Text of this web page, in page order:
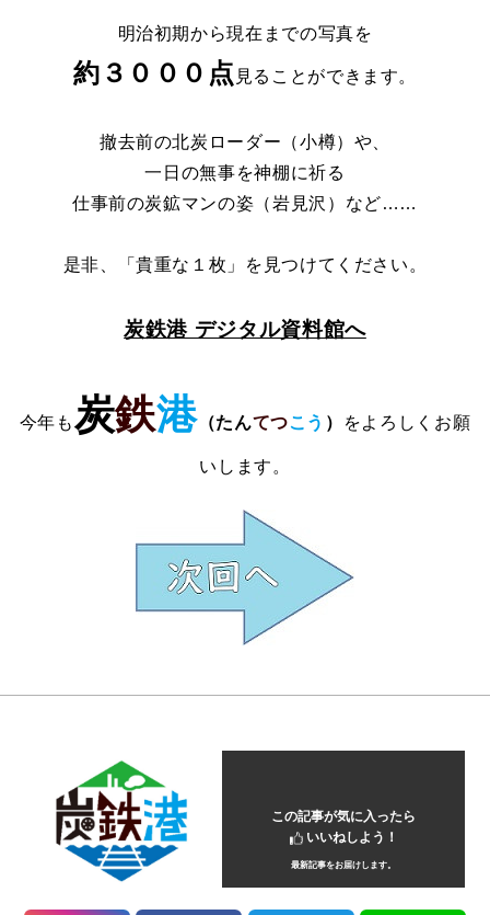
明治初期から現在までの写真を
約３０００点 見ることができます。
撤去前の北炭ローダー（小樽）や、
一日の無事を神棚に祈る
仕事前の炭鉱マンの姿（岩見沢）など……
是非、「貴重な１枚」を見つけてください。
炭鉄港 デジタル資料館へ
今年も炭鉄港（たんてつこう ） をよろしくお願
いします。
この記事が気に入ったら
いいねしよう！
最新記事をお届けします。